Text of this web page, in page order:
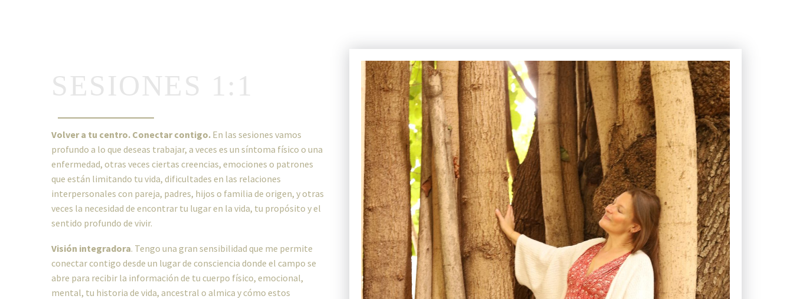
SESIONES 1:1
Volver a tu centro. Conectar contigo. En las sesiones vamos
profundo a lo que deseas trabajar, a veces es un síntoma físico o una
enfermedad, otras veces ciertas creencias, emociones o patrones
que están limitando tu vida, dificultades en las relaciones
interpersonales con pareja, padres, hijos o familia de origen, y otras
veces la necesidad de encontrar tu lugar en la vida, tu propósito y el
sentido profundo de vivir.
Visión integradora. Tengo una gran sensibilidad que me permite
conectar contigo desde un lugar de consciencia donde el campo se
abre para recibir la información de tu cuerpo físico, emocional,
mental, tu historia de vida, ancestral o almica y cómo estos